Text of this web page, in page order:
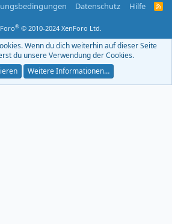
Datenschutz Hilfe
R
F
® © 2010-2024 XenForo Ltd.
Wenn du dich weiterhin auf dieser Seite
du unsere Verwendung der Cookies.
Weitere Informationen…